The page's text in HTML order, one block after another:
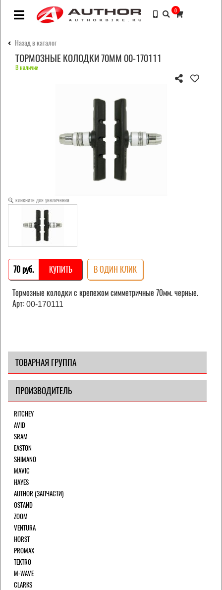
0
Назад в каталог
ТОРМОЗНЫЕ КОЛОДКИ 70ММ 00-170111
В наличии
кликните для увеличения
70 pуб. КУПИТЬ В ОДИН КЛИК
Тормозные колодки с крепежом симметричные 70мм. черные.
Арт: 00-170111
ТОВАРНАЯ ГРУППА
ПРОИЗВОДИТЕЛЬ
RITCHEY
AVID
SRAM
EASTON
SHIMANO
MAVIC
HAYES
AUTHOR (ЗАПЧАСТИ)
OSTAND
ZOOM
VENTURA
HORST
PROMAX
TEKTRO
M-WAVE
CLARKS